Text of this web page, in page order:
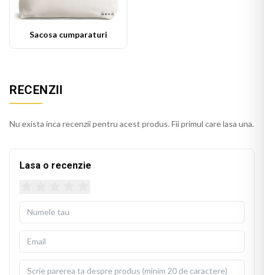
Sacosa cumparaturi
RECENZII
Nu exista inca recenzii pentru acest produs. Fii primul care lasa una.
Lasa o recenzie